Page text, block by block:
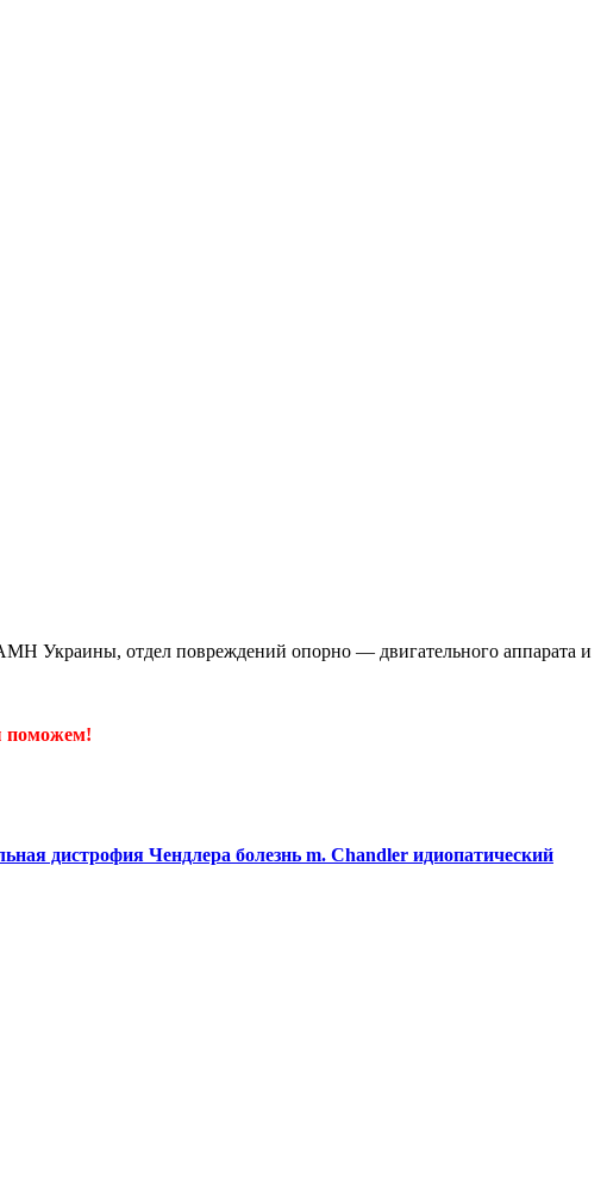
Украины, отдел повреждений опорно — двигательного аппарата и
поможем!
дистрофия Чендлера болезнь m. Chandler идиопатический